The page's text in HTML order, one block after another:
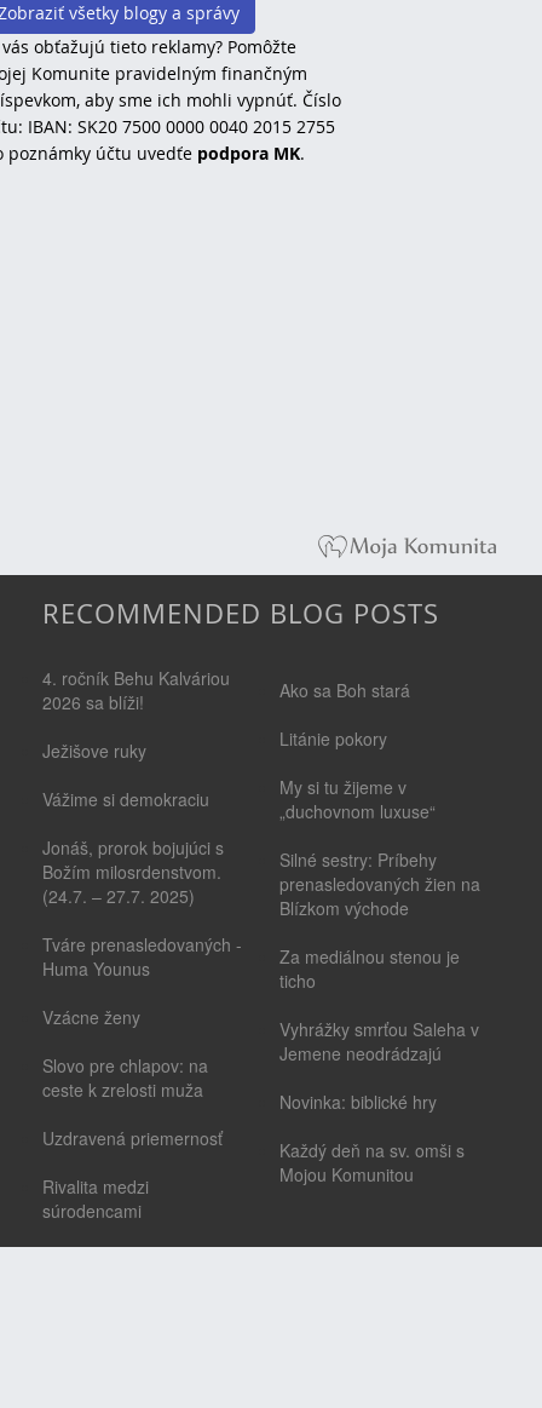
všetky blogy a správy
obťažujú tieto reklamy? Pomôžte
Komunite pravidelným finančným
aby sme ich mohli vypnúť. Číslo
IBAN: SK20 7500 0000 0040 2015 2755
poznámky účtu uvedťe podpora MK.
RECOMMENDED BLOG POSTS
4. ročník Behu Kalváriou
2026 sa blíži!
Ježišove ruky
Vážime si demokraciu
Jonáš, prorok bojujúci s
Božím milosrdenstvom.
(24.7. – 27.7. 2025)
Tváre prenasledovaných -
Huma Younus
Vzácne ženy
Slovo pre chlapov: na
ceste k zrelosti muža
Uzdravená priemernosť
Rivalita medzi
súrodencami
Ako sa Boh stará
Litánie pokory
My si tu žijeme v
„duchovnom luxuse“
Silné sestry: Príbehy
prenasledovaných žien na
Blízkom východe
Za mediálnou stenou je
ticho
Vyhrážky smrťou Saleha v
Jemene neodrádzajú
Novinka: biblické hry
Každý deň na sv. omši s
Mojou Komunitou